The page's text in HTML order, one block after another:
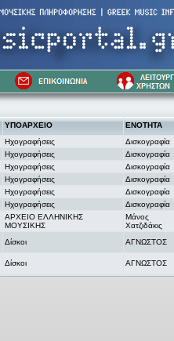
ΥΠΟΑΡΧΕΙΟ
ΕΝΟΤΗΤΑ
Ηχογραφήσεις
Δισκογραφία
Ηχογραφήσεις
Δισκογραφία
Ηχογραφήσεις
Δισκογραφία
Ηχογραφήσεις
Δισκογραφία
Ηχογραφήσεις
Δισκογραφία
Ηχογραφήσεις
Δισκογραφία
ΑΡΧΕΙΟ ΕΛΛΗΝΙΚΗΣ
ΜΟΥΣΙΚΗΣ
Μάνος
Χατζιδάκις
Δίσκοι ΑΓΝΩΣΤΟΣ
Δίσκοι ΑΓΝΩΣΤΟΣ